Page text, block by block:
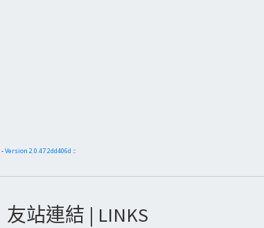
-Version 2.0.47.2dd406d ::
友站連結 | LINKS